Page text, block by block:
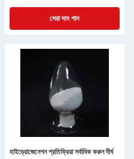
সেরা দাম পান
হাইড্রোজেনেশন প্রতিক্রিয়া সর্বাধিক করুন দীর্ঘ